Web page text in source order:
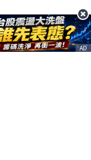
AD